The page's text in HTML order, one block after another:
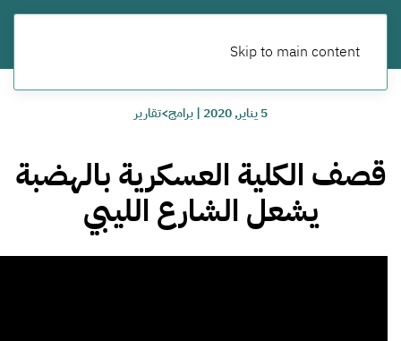
Skip to main content
5 يناير, 2020 |برامج>تقارير
قصف الكلية العسكرية بالهضبة
يشعل الشارع الليبي